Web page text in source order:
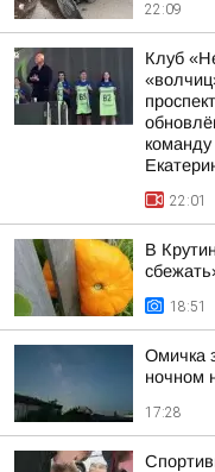
22:09
Клуб
22:01
В
18:51
Омичка
ночном
17:28